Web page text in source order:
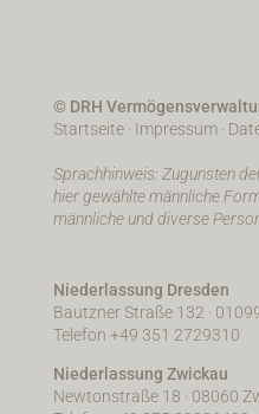
© DRH
Startseite· Impressum·
Sprachhinweis: Zugunsten
hier gewählte männliche
männliche und diverse
Niederlassung Dresden
Bautzner Straße 132 ·
Telefon +49 351 2729310
Niederlassung Zwickau
Newtonstraße 18 · 08060